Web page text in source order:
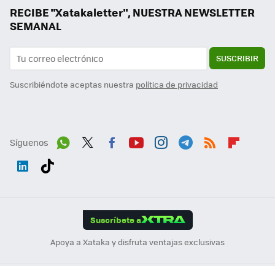
RECIBE "Xatakaletter", NUESTRA NEWSLETTER
SEMANAL
SUSCRIBIR
Suscribiéndote aceptas nuestra política de privacidad
Síguenos
Suscríbete a
Apoya a Xataka y disfruta ventajas exclusivas